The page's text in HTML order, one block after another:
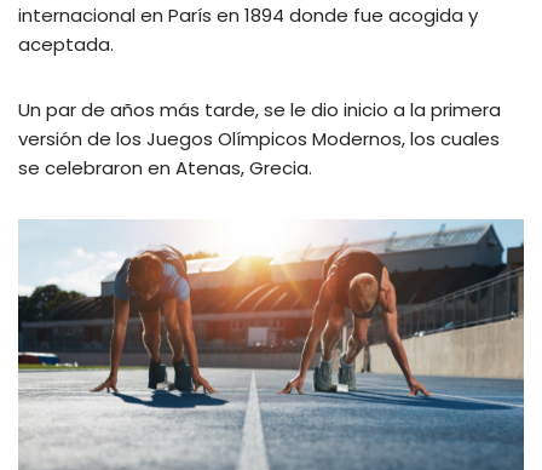
internacional en París en 1894 donde fue acogida y
aceptada.
Un par de años más tarde, se le dio inicio a la primera
versión de los Juegos Olímpicos Modernos, los cuales
se celebraron en Atenas, Grecia.